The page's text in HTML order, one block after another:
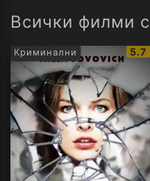
Всички филми
Криминални 5.7